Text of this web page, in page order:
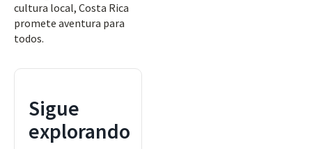
cultura local, Costa Rica
promete aventura para
todos.
Sigue
explorando